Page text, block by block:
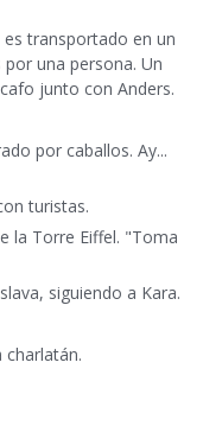
transportado en un
una persona. Un
junto con Anders.
por caballos. Ay...
turistas.
la Torre Eiffel. "Toma
siguiendo a Kara.